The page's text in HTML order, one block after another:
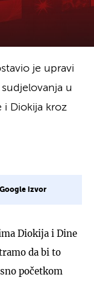
je upravi
u
i Diokija kroz
izvor
Diokija i Dine
da bi to
početkom